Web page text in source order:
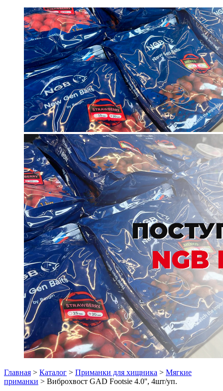
Главная > Каталог > Приманки для хищника > Мягкие
приманки > Виброхвост GAD Footsie 4.0'', 4шт/уп.